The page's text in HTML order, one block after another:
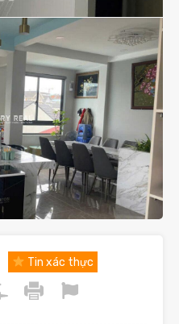
Tin xác thực